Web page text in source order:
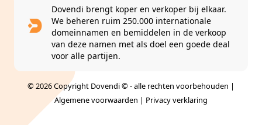
Dovendi brengt koper en verkoper bij elkaar.
We beheren ruim 250.000 internationale
domeinnamen en bemiddelen in de verkoop
van deze namen met als doel een goede deal
voor alle partijen.
© 2026 Copyright Dovendi © - alle rechten voorbehouden |
Algemene voorwaarden | Privacy verklaring